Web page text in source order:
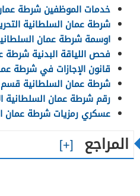
خدمات الموظفين شرطة
شرطة عمان السلطانية
اوسمة شرطة عمان
فحص اللياقة البدنية شرطة
قانون الإجازات في شرطة عمان
شرطة عمان السلطانية قسم
رقم شرطة عمان السلطانية
عسكري رمزيات شرطة عمان
المراجع